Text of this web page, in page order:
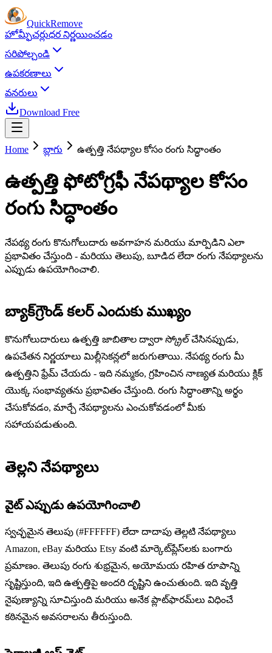
QuickRemove
హోమ్ఫీచర్లుధర నిర్ణయించడం
సరిపోల్చండి
ఉపకరణాలు
వనరులు
Download Free
Home బ్లాగు ఉత్పత్తి నేపథ్యాల కోసం రంగు సిద్ధాంతం
ఉత్పత్తి ఫోటోగ్రఫీ నేపథ్యాల కోసం
రంగు సిద్ధాంతం
నేపథ్య రంగు కొనుగోలుదారు అవగాహన మరియు మార్పిడిని ఎలా
ప్రభావితం చేస్తుంది - మరియు తెలుపు, బూడిద లేదా రంగు నేపథ్యాలను
ఎప్పుడు ఉపయోగించాలి.
బ్యాక్‌గ్రౌండ్ కలర్ ఎందుకు ముఖ్యం
కొనుగోలుదారులు ఉత్పత్తి జాబితాల ద్వారా స్క్రోల్ చేసినప్పుడు,
ఉపచేతన నిర్ణయాలు మిల్లీసెకన్లలో జరుగుతాయి. నేపథ్య రంగు మీ
ఉత్పత్తిని ఫ్రేమ్ చేయదు - ఇది నమ్మకం, గ్రహించిన నాణ్యత మరియు క్లిక్
యొక్క సంభావ్యతను ప్రభావితం చేస్తుంది. రంగు సిద్ధాంతాన్ని అర్థం
చేసుకోవడం, మార్చే నేపథ్యాలను ఎంచుకోవడంలో మీకు
సహాయపడుతుంది.
తెల్లని నేపథ్యాలు
వైట్ ఎప్పుడు ఉపయోగించాలి
స్వచ్ఛమైన తెలుపు (#FFFFFF) లేదా దాదాపు తెల్లటి నేపథ్యాలు
Amazon, eBay మరియు Etsy వంటి మార్కెట్‌ప్లేస్‌లకు బంగారు
ప్రమాణం. తెలుపు రంగు శుభ్రమైన, అయోమయ రహిత రూపాన్ని
సృష్టిస్తుంది, ఇది ఉత్పత్తిపై అందరి దృష్టిని ఉంచుతుంది. ఇది వృత్తి
నైపుణ్యాన్ని సూచిస్తుంది మరియు అనేక ప్లాట్‌ఫారమ్‌లు విధించే
కఠినమైన అవసరాలను తీరుస్తుంది.